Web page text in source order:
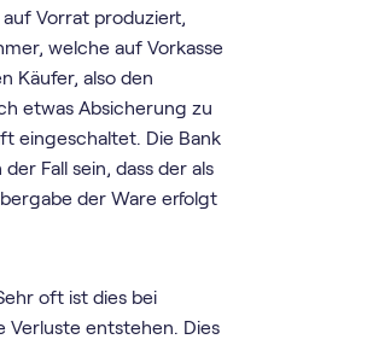
Vorrat produziert,
welche auf Vorkasse
Käufer, also den
etwas Absicherung zu
eingeschaltet. Die Bank
Fall sein, dass der als
der Ware erfolgt
oft ist dies bei
Verluste entstehen. Dies